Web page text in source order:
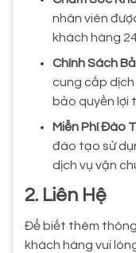
nhân viên
khách hàng
Chính Sách
cung cấp
bảo quyền lợi
Miễn Phí Đào
đào tạo sử
dịch vụ vận
2. Liên Hệ
Để biết thêm
khách hàng vui